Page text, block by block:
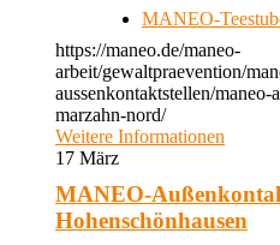
MANEO-
https://maneo.de/maneo-
arbeit/gewaltpraevention/
aussenkontaktstellen/maneo-
marzahn-nord/
Weitere Informationen
17 März
MANEO-
Hohenschönhausen